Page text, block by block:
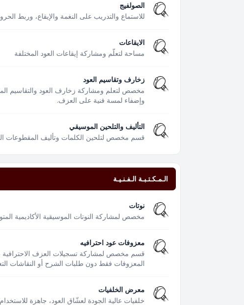
الصولفيج
للاستماع والتدريب على النغمة والإيقاع، وربط
الايقاعات
مساحة لتعلّم ومشاركة إيقاعات العود المختلفة
زخارف وتقاسيم العود
مخصص لتعلم ومشاركة زخارف العود والتقاسيم
وإضفاء لمسة فنية على العزف.
التأليف والتلحين الموسيقي
قسم مخصص لتلحين الكلمات وتأليف المقطوعات
الـمـكـتـبـة الـفـنـيـة
نوتات
مخصص لمشاركة النوتات الموسيقية الأكاديمية
معزوفات عود احترافيه
قسم مخصص لمشاركة تسجيلات العزف الاحترافية
المعزوفات فقط دون طلبات الشرح أو النقاشات
معرض الخلفيات
خلفيات عالية الجودة لعشّاق العود، جاهزة